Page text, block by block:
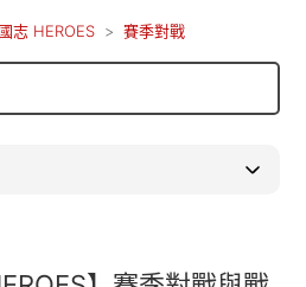
志 HEROES 賽季對戰